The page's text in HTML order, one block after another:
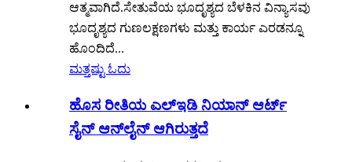
ಆತ್ಮವಾಗಿದೆ.ಸೇತುವೆಯ ಭೂದೃಶ್ಯದ ಬೆಳಕಿನ ವಿನ್ಯಾಸವು
ಭೂದೃಶ್ಯದ ಗುಣಲಕ್ಷಣಗಳು ಮತ್ತು ಕಾರ್ಯ ಎರಡನ್ನೂ
ಹೊಂದಿದೆ...
ಮತ್ತಷ್ಟು ಓದು
ಹೊಸ ರೀತಿಯ ಎಲ್ಇಡಿ ನಿಯಾನ್ ಆರ್ಟ್
ಸೈನ್ ಆನ್‌ಲೈನ್ ಆಗಿರುತ್ತದೆ